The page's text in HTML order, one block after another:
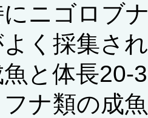
ニゴロブ
く採集さ
魚と体長20-
フナ類の成